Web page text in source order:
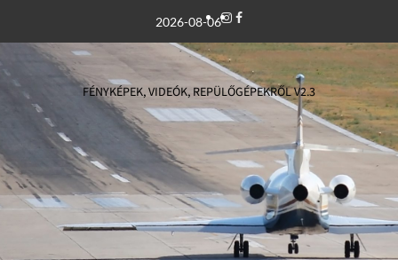
content
2026-08-06Instagram
Facebook
FÉNYKÉPEK, VIDEÓK, REPÜLŐGÉPEKRŐL V2.3